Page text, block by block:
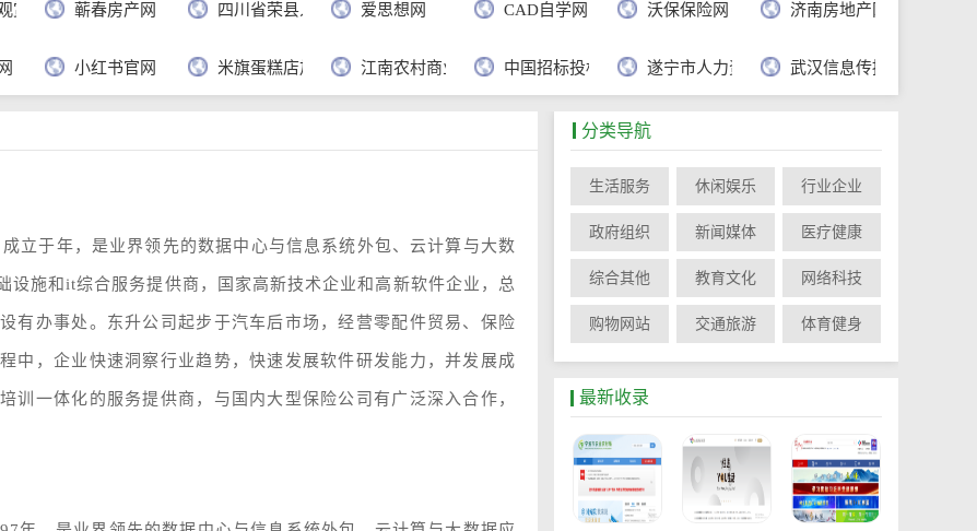
赏网 蕲春房产网 四川省荣县人民政府爱思想网 CAD自学网 沃保保险网 济南房地产网
小红书官网 米旗蛋糕店加盟官网江南农村商业银行 中国招标投标公共服务平台遂宁市人力资源和社会保障局武汉信息传播职业技术学
立于年，是业界领先的数据中心与信息系统外包、云计算与大数
设施和it综合服务提供商，国家高新技术企业和高新软件企业，总
有办事处。东升公司起步于汽车后市场，经营零配件贸易、保险
中，企业快速洞察行业趋势，快速发展软件研发能力，并发展成
训一体化的服务提供商，与国内大型保险公司有广泛深入合作，
分类导航
生活服务 休闲娱乐 行业企业
政府组织 新闻媒体 医疗健康
综合其他 教育文化 网络科技
购物网站 交通旅游 体育健身
最新收录